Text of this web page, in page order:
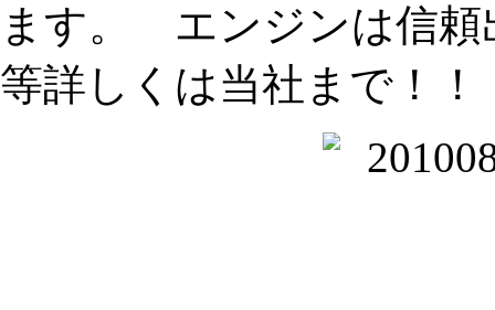
ます。 エンジンは信
等詳しくは当社まで！！